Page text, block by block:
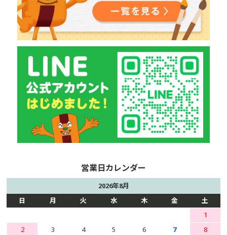
2026年8月
日
月 火 水 木 金
土
1
2
3 4 5 6 7
8